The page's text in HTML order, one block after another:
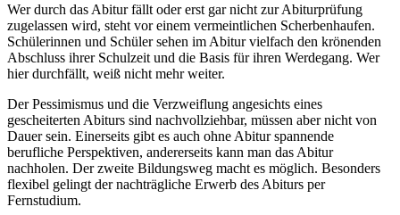
Wer durch das Abitur fällt oder erst gar nicht zur Abiturprüfung
zugelassen wird, steht vor einem vermeintlichen Scherbenhaufen.
Schülerinnen und Schüler sehen im Abitur vielfach den krönenden
Abschluss ihrer Schulzeit und die Basis für ihren Werdegang. Wer
hier durchfällt, weiß nicht mehr weiter.
Der Pessimismus und die Verzweiflung angesichts eines
gescheiterten Abiturs sind nachvollziehbar, müssen aber nicht von
Dauer sein. Einerseits gibt es auch ohne Abitur spannende
berufliche Perspektiven, andererseits kann man das Abitur
nachholen. Der zweite Bildungsweg macht es möglich. Besonders
flexibel gelingt der nachträgliche Erwerb des Abiturs per
Fernstudium.